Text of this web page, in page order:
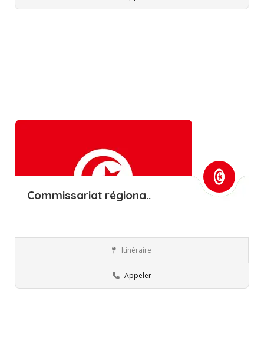
Commissariat régiona..
Commissions régionales de l’éducation
Itinéraire
Appeler